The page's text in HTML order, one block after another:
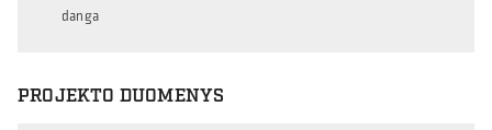
danga
PROJEKTO DUOMENYS